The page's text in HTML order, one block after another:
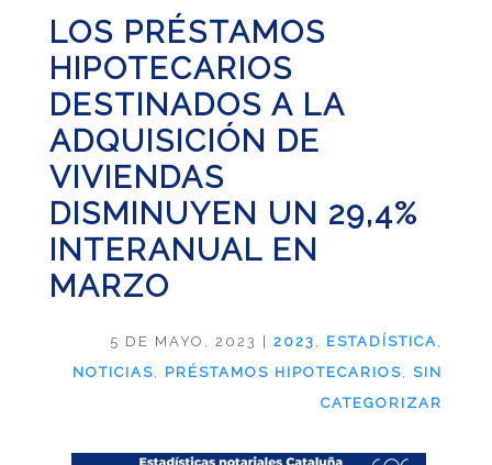
LOS PRÉSTAMOS
HIPOTECARIOS
DESTINADOS A LA
ADQUISICIÓN DE
VIVIENDAS
DISMINUYEN UN 29,4%
INTERANUAL EN
MARZO
5 DE MAYO, 2023 |2023 , ESTADÍSTICA ,
NOTICIAS, PRÉSTAMOS HIPOTECARIOS,SIN
CATEGORIZAR